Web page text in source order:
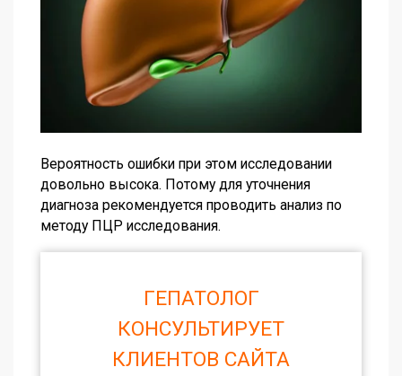
Вероятность ошибки при этом исследовании
довольно высока. Потому для уточнения
диагноза рекомендуется проводить анализ по
методу ПЦР исследования.
ГЕПАТОЛОГ
КОНСУЛЬТИРУЕТ
КЛИЕНТОВ САЙТА